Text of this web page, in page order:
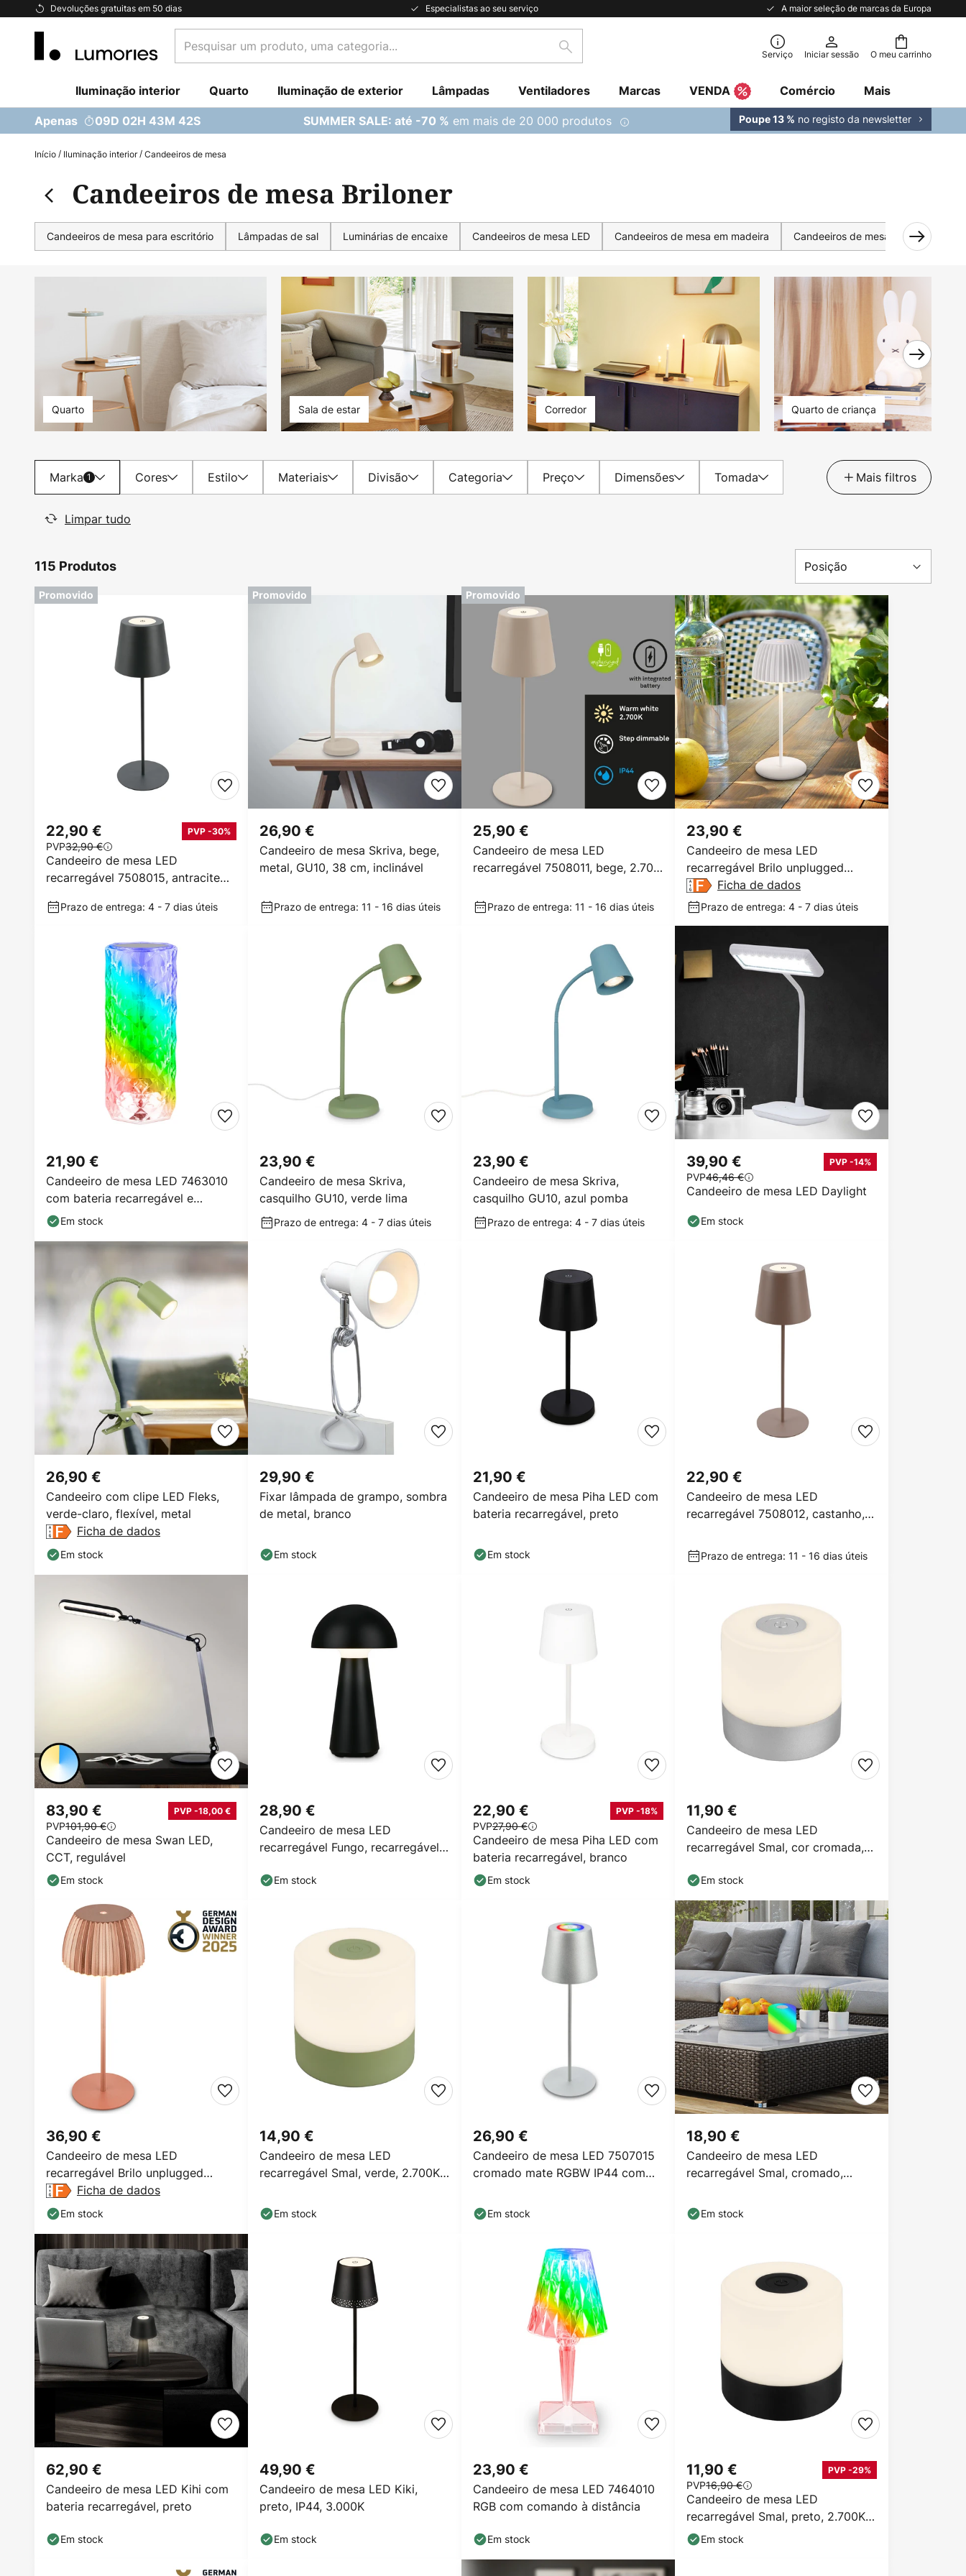
Devoluções gratuitas em 50 dias Especialistas ao seu serviço A maior seleção de marcas da Europa
Ir
Conteúdo
O meu carrinho
um
uma
categoria...
Pesquisar Serviço Iniciar sessão
Iluminação interior Quarto Iluminação de exterior Lâmpadas Ventiladores Marcas VENDA Comércio Mais
Apenas 09D 02H 43M 41S SUMMER SALE: até -70 % em mais de 20 000 produtos Poupe 13 % no registo da newsletter
Início Iluminação interior Candeeiros de mesa
Candeeiros de mesa Briloner
Candeeiros de mesa para escritório Lâmpadas de sal Luminárias de encaixe Candeeiros de mesa LED Candeeiros de mesa em madeira Candeeiros de mesa LED para
Quarto Sala de estar Corredor Quarto de criança
Marka 1 Cores Estilo Materiais Divisão Categoria Preço Dimensões Tomada Mais filtros
Limpar tudo
115 Produtos
Promovido
Candeeiro de mesa LED
recarregável 7508015, antracite
22,90 € PVP -30%
PVP32,90 €
Prazo de entrega: 4 - 7 dias úteis
Promovido
Candeeiro de mesa Skriva, bege,
metal, GU10, 38 cm, inclinável
26,90 €
Prazo de entrega: 11 - 16 dias úteis
Promovido
Candeeiro de mesa LED
recarregável 7508011, bege, 2.700
25,90 €
Prazo de entrega: 11 - 16 dias úteis
Candeeiro de mesa LED
recarregável Brilo unplugged
Riffle, 20 cm, branco
23,90 €
Ficha de dados
Prazo de entrega: 4 - 7 dias úteis
Candeeiro de mesa LED 7463010
com bateria recarregável e
comando à
21,90 €
Em stock
Candeeiro de mesa Skriva,
casquilho GU10, verde lima
23,90 €
Prazo de entrega: 4 - 7 dias úteis
Candeeiro de mesa Skriva,
casquilho GU10, azul pomba
23,90 €
Prazo de entrega: 4 - 7 dias úteis
Candeeiro de mesa LED Daylight
39,90 € PVP -14%
PVP46,46 €
Em stock
Candeeiro com clipe LED Fleks,
verde-claro, flexível, metal
26,90 €
Ficha de dados
Em stock
Fixar lâmpada de grampo, sombra
de metal, branco
29,90 €
Em stock
Candeeiro de mesa Piha LED com
bateria recarregável, preto
21,90 €
Em stock
Candeeiro de mesa LED
recarregável 7508012, castanho,
22,90 €
Prazo de entrega: 11 - 16 dias úteis
Candeeiro de mesa Swan LED,
CCT, regulável
83,90 € PVP -18,00 €
PVP101,90 €
Em stock
Candeeiro de mesa LED
recarregável Fungo, recarregável,
28,90 €
Em stock
Candeeiro de mesa Piha LED com
bateria recarregável, branco
22,90 € PVP -18%
PVP27,90 €
Em stock
Candeeiro de mesa LED
recarregável Smal, cor cromada,
11,90 €
Em stock
Candeeiro de mesa LED
recarregável Brilo unplugged
Riffle, 36 cm, cobre
36,90 €
Ficha de dados
Em stock
Candeeiro de mesa LED
recarregável Smal, verde, 2.700K,
14,90 €
Em stock
Candeeiro de mesa LED 7507015
cromado mate RGBW IP44 com
26,90 €
Em stock
Candeeiro de mesa LED
recarregável Smal, cromado,
18,90 €
Em stock
Candeeiro de mesa LED Kihi com
bateria recarregável, preto
62,90 €
Em stock
Candeeiro de mesa LED Kiki,
preto, IP44, 3.000K
49,90 €
Em stock
Candeeiro de mesa LED 7464010
RGB com comando à distância
23,90 €
Em stock
Candeeiro de mesa LED
recarregável Smal, preto, 2.700K,
regulável
11,90 € PVP -29%
PVP16,90 €
Em stock